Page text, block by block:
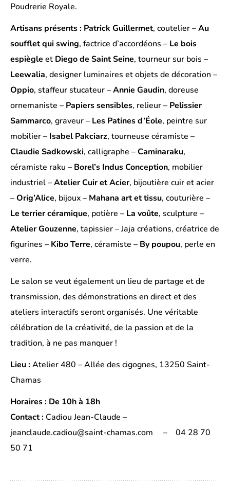
Poudrerie Royale.
Artisans présents : Patrick Guillermet, coutelier –Au
soufflet qui swing, factrice d’accordéons – Le bois
espiègle et Diego de Saint Seine, tourneur sur bois –
Leewalia, designer luminaires et objets de décoration –
Oppio, staffeur stucateur –Annie Gaudin, doreuse
ornemaniste – Papiers sensibles, relieur – Pelissier
Sammarco, graveur – Les Patines d’Éole, peintre sur
mobilier – Isabel Pakciarz, tourneuse céramiste –
Claudie Sadkowski, calligraphe –Caminaraku,
céramiste raku – Borel’s Indus Conception, mobilier
industriel –Atelier Cuir et Acier, bijoutière cuir et acier
–Orig’Alice, bijoux – Mahana art et tissu, couturière –
Le terrier céramique, potière – La voûte, sculpture –
Atelier Gouzenne, tapissier – Jaja créations, créatrice de
figurines – Kibo Terre, céramiste – By poupou, perle en
verre.
Le salon se veut également un lieu de partage et de
transmission, des démonstrations en direct et des
ateliers interactifs seront organisés. Une véritable
célébration de la créativité, de la passion et de la
tradition, à ne pas manquer !
Lieu :Atelier 480 – Allée des cigognes, 13250 Saint-
Chamas
Horaires : De 10h à 18h
Contact : Cadiou Jean-Claude –
jeanclaude.cadiou@saint-chamas.com – 04 28 70
50 71